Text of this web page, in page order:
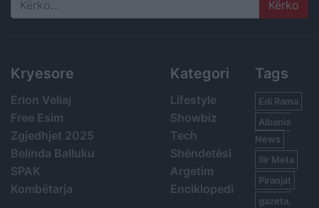
Search
Kryesore
Erion Veliaj
Free Esim
Zgjedhjet 2025
Belinda Balluku
SPAK
Kombëtarja
Kategori
Lifestyle
Showbiz
Tech
Shëndetësi
Argetim
Enciklopedi
Tags
Edi Rama
Albania
News
Ilir Meta
Piranjat
gazeta,